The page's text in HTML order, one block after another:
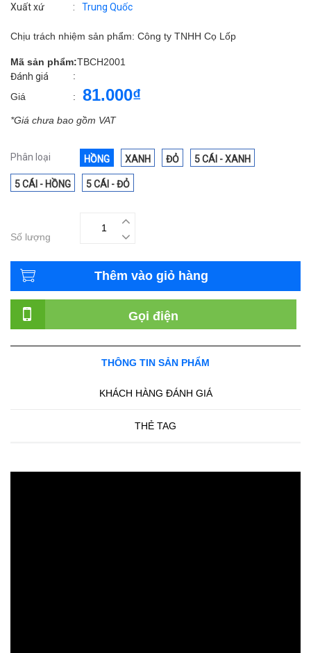
Xuất xứ : Trung Quốc
Chịu trách nhiệm sản phẩm: Công ty TNHH Cọ Lốp
Mã sản phẩm:TBCH2001
Đánh giá
:
Giá
: 81.000₫
*Giá chưa bao gồm VAT
Phân loại HỒNG XANH ĐỎ 5 CÁI - XANH
5 CÁI - HỒNG 5 CÁI - ĐỎ
Số lượng
Thêm vào giỏ hàng
Gọi điện
THÔNG TIN SẢN PHẨM
KHÁCH HÀNG ĐÁNH GIÁ
THẺ TAG